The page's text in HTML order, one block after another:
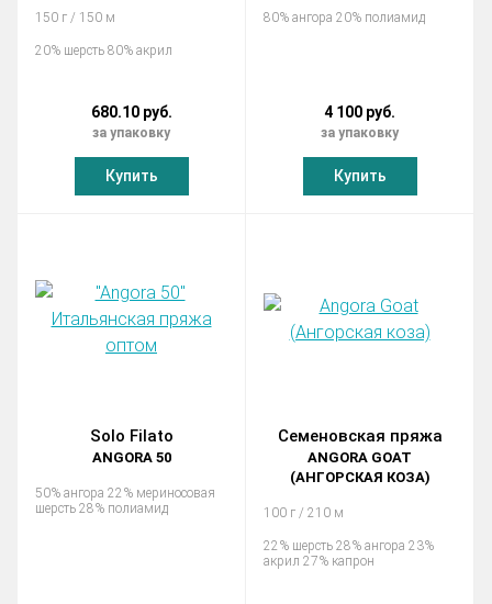
150 г / 150 м
20% шерсть 80% акрил
680.10 руб.
за упаковку
Купить
80% ангора 20% полиамид
4 100 руб.
за упаковку
Купить
Solo Filato
ANGORA 50
50% ангора 22% мериносовая
шерсть 28% полиамид
Семеновская пряжа
ANGORA GOAT
(АНГОРСКАЯ КОЗА)
100 г / 210 м
22% шерсть 28% ангора 23%
акрил 27% капрон